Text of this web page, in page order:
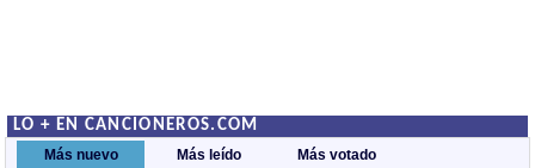
LO + EN CANCIONEROS.COM
Más nuevo Más leído Más votado